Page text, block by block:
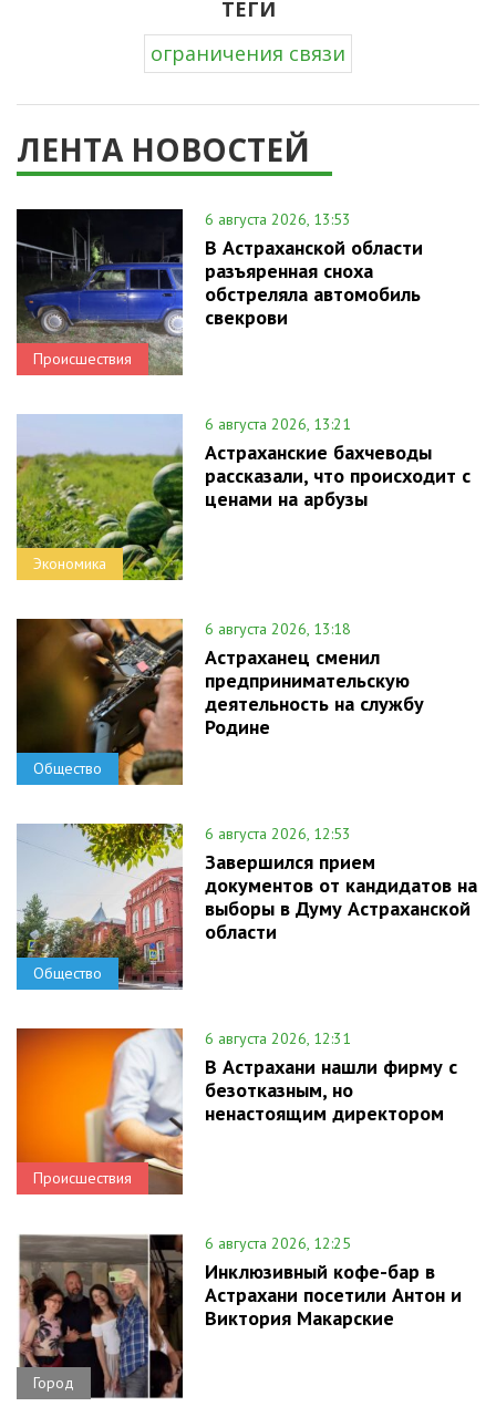
ТЕГИ
ограничения связи
ЛЕНТА НОВОСТЕЙ
Происшествия
6 августа 2026, 13:53
В Астраханской области
разъяренная сноха
обстреляла автомобиль
свекрови
Экономика
6 августа 2026, 13:21
Астраханские бахчеводы
рассказали, что происходит с
ценами на арбузы
Общество
6 августа 2026, 13:18
Астраханец сменил
предпринимательскую
деятельность на службу
Родине
Общество
6 августа 2026, 12:53
Завершился прием
документов от кандидатов на
выборы в Думу Астраханской
области
Происшествия
6 августа 2026, 12:31
В Астрахани нашли фирму с
безотказным, но
ненастоящим директором
Город
6 августа 2026, 12:25
Инклюзивный кофе-бар в
Астрахани посетили Антон и
Виктория Макарские